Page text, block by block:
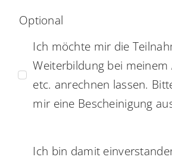
Optional
Ich möchte mir die
Weiterbildung bei meinem
etc. anrechnen lassen.
mir eine Bescheinigung
Ich bin damit